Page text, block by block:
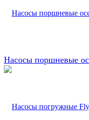
Насосы поршневые